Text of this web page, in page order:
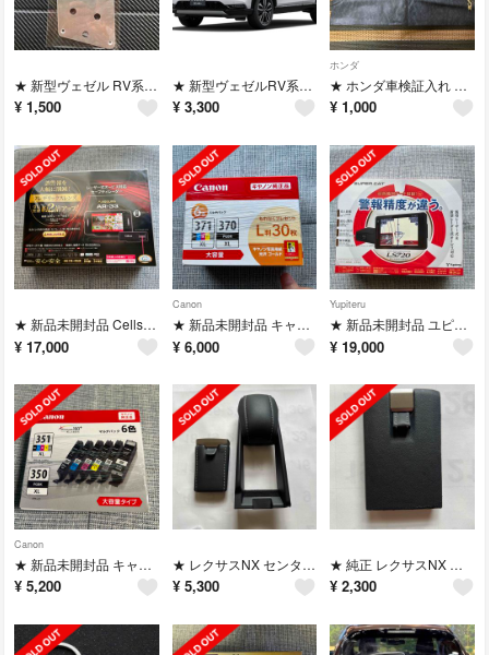
★ 新型ヴェゼル RV系 アルミフットペダル
¥ 1,500
★ 新型ヴェゼルRV系コンソールボックス コンソールトレイ
¥ 3,300
ホンダ
★ ホンダ車検証入れ 保証書取説ケース
¥ 1,000
★ 新品未開封品 Cellstar レーザー式オービス対応セーフティレーダー
¥ 17,000
Canon
★ 新品未開封品 キャノン 純正品 370 371XL 大容量 6色
¥ 6,000
Yupiteru
★ 新品未開封品 ユピテルLS720 新型 レーダー式オービス対応
¥ 19,000
Canon
★ 新品未開封品 キャノン純正品 マルチパック6色
¥ 5,200
★ レクサスNX センターコンソールアームレストカバー10系
¥ 5,300
★ 純正 レクサスNX アームレストミラー10系
¥ 2,300